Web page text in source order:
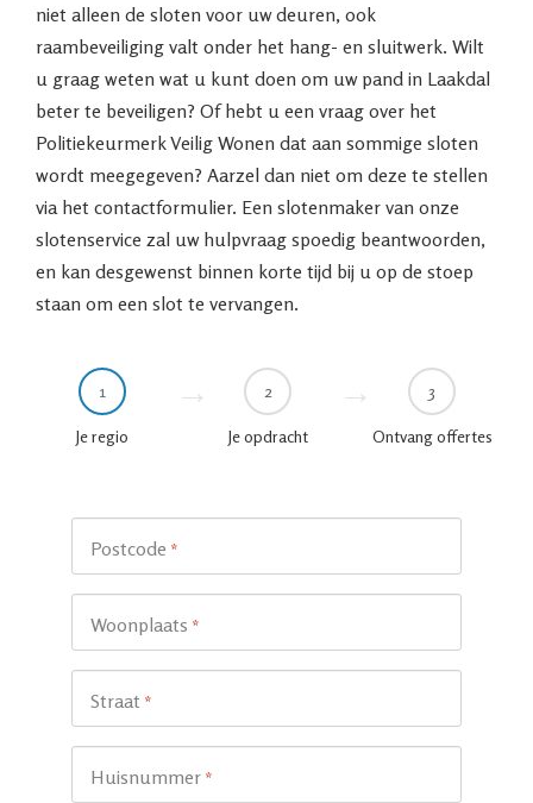
niet alleen de sloten voor uw deuren, ook
raambeveiliging valt onder het hang- en sluitwerk. Wilt
u graag weten wat u kunt doen om uw pand in Laakdal
beter te beveiligen? Of hebt u een vraag over het
Politiekeurmerk Veilig Wonen dat aan sommige sloten
wordt meegegeven? Aarzel dan niet om deze te stellen
via het contactformulier. Een slotenmaker van onze
slotenservice zal uw hulpvraag spoedig beantwoorden,
en kan desgewenst binnen korte tijd bij u op de stoep
staan om een slot te vervangen.
1
Je regio
2
Je opdracht
3
Ontvang offertes
Postcode *
Woonplaats *
Straat *
Huisnummer *